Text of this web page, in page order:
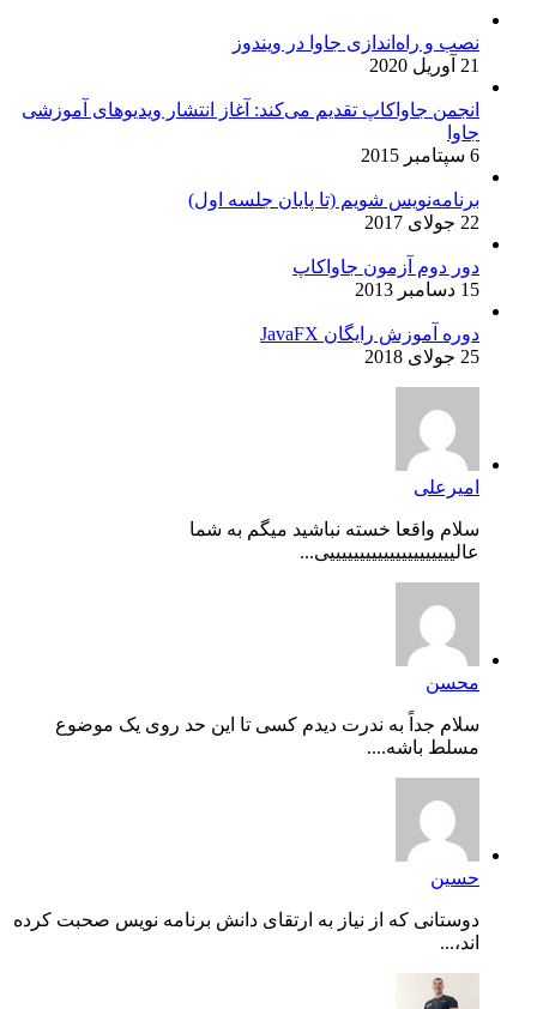
نصب و راه‌اندازی جاوا در ویندوز
21 آوریل 2020
انجمن جاواکاپ تقدیم می‌کند: آغاز انتشار ویدیوهای آموزشی
جاوا
6 سپتامبر 2015
برنامه‌نویس شویم (تا پایان جلسه اول)
22 جولای 2017
دور دوم آزمون جاواکاپ
15 دسامبر 2013
دوره آموزش رایگان JavaFX
25 جولای 2018
امیرعلی
سلام واقعا خسته نباشید میگم به شما
عالیییییییییییییییییییییی...
محسن
سلام جداً به ندرت دیدم کسی تا این حد روی یک موضوع
مسلط باشه....
حسین
دوستانی که از نیاز به ارتقای دانش برنامه نویس صحبت کرده
اند،...